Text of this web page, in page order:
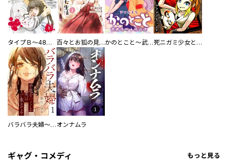
タイプＢ～48時間後、致死率100％～【単話】 百々とお狐の見習い巫女生活【単行本版】 かのとこと～武蔵花町怪話譚～ 【連載版】 死ニガミ少女とスマホ神
バラバラ夫婦～手足をなくした夫はまだ生きてる オンナムラ
ギャグ・コメディ もっと見る